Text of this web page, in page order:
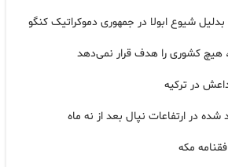
هیچ کشوری را هدف قرار نمی‌دهد
مکه